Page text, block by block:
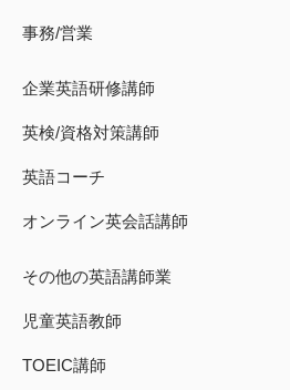
事務/営業
企業英語研修講師
英検/資格対策講師
英語コーチ
オンライン英会話講師
その他の英語講師業
児童英語教師
TOEIC講師